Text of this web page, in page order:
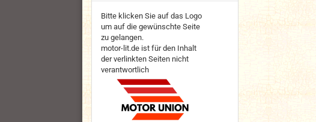
Bitte klicken Sie auf das Logo
um auf die gewünschte Seite
zu gelangen.
motor-lit.de ist für den Inhalt
der verlinkten Seiten nicht
verantwortlich